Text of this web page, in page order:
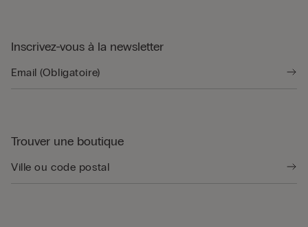
Inscrivez-vous à la newsletter
Trouver une boutique